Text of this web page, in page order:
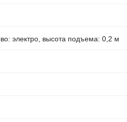
электро, высота подъема: 0,2 м